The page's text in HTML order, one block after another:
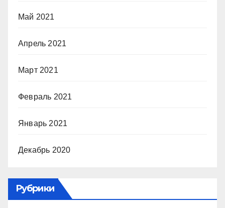
Май 2021
Апрель 2021
Март 2021
Февраль 2021
Январь 2021
Декабрь 2020
Рубрики